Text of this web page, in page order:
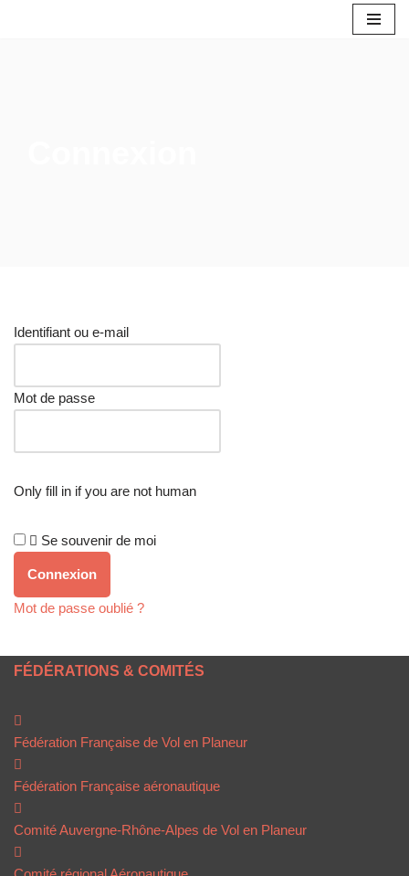
Identifiant ou e-mail
Mot de passe
Only fill in if you are not human
Se souvenir de moi
Mot de passe oublié ?
FÉDÉRATIONS & COMITÉS
Fédération Française de Vol en Planeur
Fédération Française aéronautique
Comité Auvergne-Rhône-Alpes de Vol en Planeur